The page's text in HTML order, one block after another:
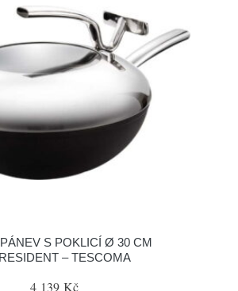
S POKLICÍ Ø 30 CM
– TESCOMA
4 139 Kč